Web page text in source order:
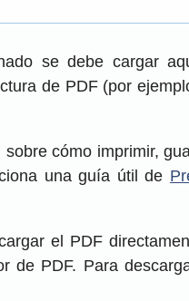
se debe cargar
de PDF (por
cómo imprimir,
una guía útil de
el PDF
de PDF. Para